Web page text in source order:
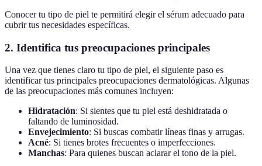
Conocer tu tipo de piel te permitirá elegir el sérum adecuado para
cubrir tus necesidades específicas.
2. Identifica tus preocupaciones principales
Una vez que tienes claro tu tipo de piel, el siguiente paso es
identificar tus principales preocupaciones dermatológicas. Algunas
de las preocupaciones más comunes incluyen:
Hidratación: Si sientes que tu piel está deshidratada o
faltando de luminosidad.
Envejecimiento: Si buscas combatir líneas finas y arrugas.
Acné: Si tienes brotes frecuentes o imperfecciones.
Manchas: Para quienes buscan aclarar el tono de la piel.